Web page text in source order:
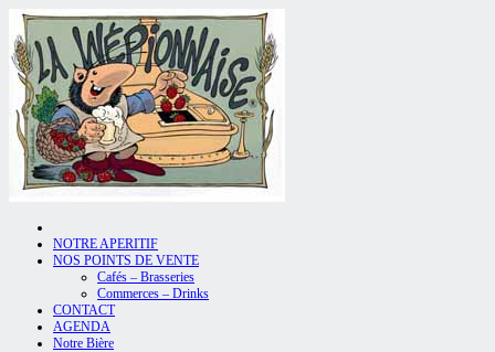
NOTRE APERITIF
NOS POINTS DE VENTE
Cafés – Brasseries
Commerces – Drinks
CONTACT
AGENDA
Notre Bière